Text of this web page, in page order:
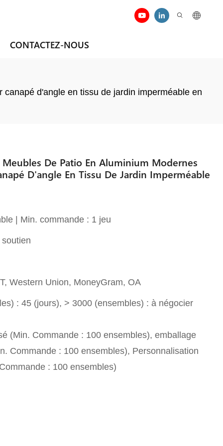
CONTACTEZ-NOUS
d'angle en tissu de jardin imperméable en
De Patio En Aluminium Modernes
D'angle En Tissu De Jardin Imperméable
| Min. commande : 1 jeu
Western Union, MoneyGram, OA
: 45 (jours), > 3000 (ensembles) : à négocier
(Min. Commande : 100 ensembles), emballage
Commande : 100 ensembles), Personnalisation
: 100 ensembles)